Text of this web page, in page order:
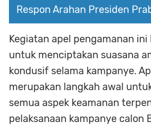
Respon Arahan Presiden
Kegiatan apel pengamanan
untuk menciptakan suasana
kondusif selama kampanye.
merupakan langkah awal
semua aspek keamanan
pelaksanaan kampanye calon